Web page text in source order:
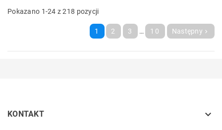
Pokazano 1-24 z 218 pozycji
1 2 3 … 10 Następny 
KONTAKT 